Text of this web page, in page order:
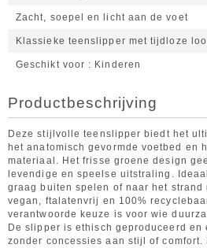
Zacht, soepel en licht aan de voet
Klassieke teenslipper met tijdloze
Geschikt voor Kinderen
Productbeschrijving
Deze stijlvolle teenslipper biedt het
het anatomisch gevormde voetbed en
materiaal. Het frisse groene design
levendige en speelse uitstraling.
graag buiten spelen of naar het
vegan, ftalatenvrij en 100%
verantwoorde keuze is voor wie
De slipper is ethisch geproduceerd en
zonder concessies aan stijl of